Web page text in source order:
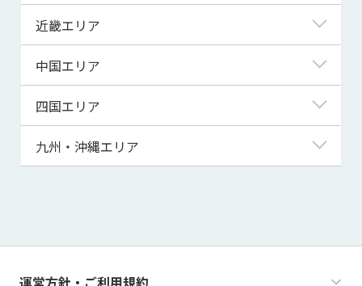
宮城県
秋田県
山形県
埼玉県
千葉県
茨城県
群馬県
富山県
福井県
山梨県
長野県
岐阜県
静岡県
三重県
近畿エリア
滋賀県
京都府
大阪府
兵庫県
和歌山県
中国エリア
鳥取県
島根県
山口県
四国エリア
徳島県
高知県
九州・沖縄エリア
運営方針・ご利用規約